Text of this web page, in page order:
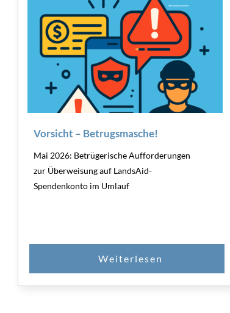
Vorsicht – Betrugsmasche!
Mai 2026: Betrügerische Aufforderungen
zur Überweisung auf LandsAid-
Spendenkonto im Umlauf